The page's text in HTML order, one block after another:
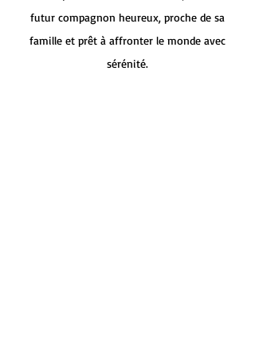
futur compagnon heureux, proche de sa
famille et prêt à affronter le monde avec
sérénité.